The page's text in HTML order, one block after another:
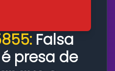
Falsa
presa de